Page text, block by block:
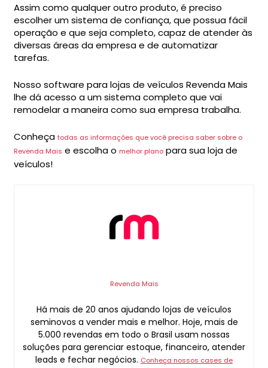
Assim como qualquer outro produto, é preciso
escolher um sistema de confiança, que possua fácil
operação e que seja completo, capaz de atender às
diversas áreas da empresa e de automatizar
tarefas.
Nosso software para lojas de veículos Revenda Mais
lhe dá acesso a um sistema completo que vai
remodelar a maneira como sua empresa trabalha.
Conheçatodas as informações que você precisa saber sobre o
Revenda Mais e escolha o melhor plano para sua loja de
veículos!
Revenda Mais
Há mais de 20 anos ajudando lojas de veículos
seminovos a vender mais e melhor. Hoje, mais de
5.000 revendas em todo o Brasil usam nossas
soluções para gerenciar estoque, financeiro, atender
leads e fechar negócios. Conheça nossos cases de